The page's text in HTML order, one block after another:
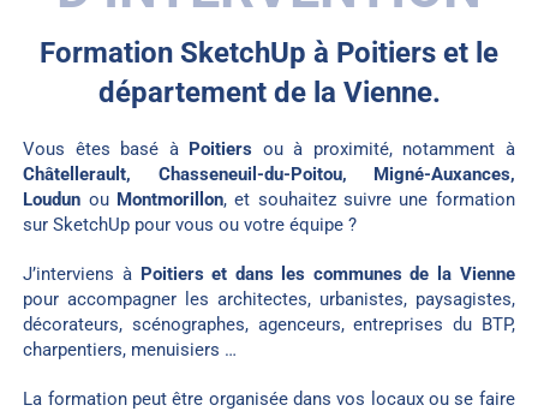
Formation SketchUp à Poitiers et le
département de la Vienne.
Vous êtes basé à Poitiers ou à proximité, notamment à
Châtellerault, Chasseneuil-du-Poitou, Migné-Auxances,
Loudun ou Montmorillon, et souhaitez suivre une formation
sur SketchUp pour vous ou votre équipe ?
J’interviens à Poitiers et dans les communes de la Vienne
pour accompagner les architectes, urbanistes, paysagistes,
décorateurs, scénographes, agenceurs, entreprises du BTP,
charpentiers, menuisiers …
La formation peut être organisée dans vos locaux ou se faire